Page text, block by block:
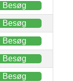
Besøg
Besøg
Besøg
Besøg
Besøg